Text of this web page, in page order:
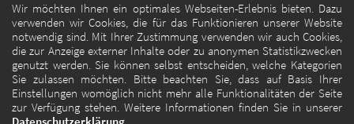
Wir möchten Ihnen ein optimales Webseiten-Erlebnis bieten. Dazu
verwenden wir Cookies, die für das Funktionieren unserer Website
notwendig sind. Mit Ihrer Zustimmung verwenden wir auch Cookies,
die zur Anzeige externer Inhalte oder zu anonymen Statistikzwecken
genutzt werden. Sie können selbst entscheiden, welche Kategorien
Sie zulassen möchten. Bitte beachten Sie, dass auf Basis Ihrer
Einstellungen womöglich nicht mehr alle Funktionalitäten der Seite
zur Verfügung stehen. Weitere Informationen finden Sie in unserer